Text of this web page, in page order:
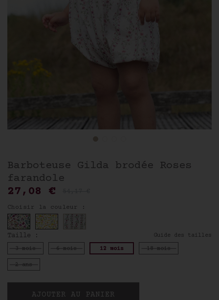
Barboteuse Gilda brodée Roses
farandole
27,08 €
Choisir la couleur :
Taille : Guide des tailles
3 mois 6 mois 12 mois 18 mois
2 ans
AJOUTER AU PANIER